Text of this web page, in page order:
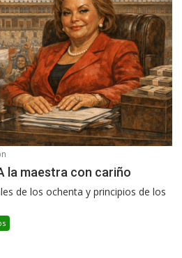
la maestra con cariño
de los ochenta y principios de los